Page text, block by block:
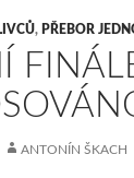
, PŘEBOR
ANTONÍN ŠKACH